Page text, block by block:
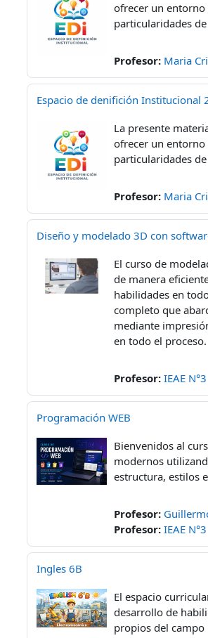
ofrecer un entorno
particularidades
Profesor: Maria
Espacio de denifición Institucional
La presente
ofrecer un entorno
particularidades
Profesor: Maria
Diseño y modelado 3D con
El curso de
de manera
habilidades en
completo que
mediante
en todo el proceso.
Profesor: IEAE N°3
Programación WEB
Bienvenidos al
modernos
estructura, estilos
Profesor:
Profesor: IEAE N°3
Ingles 6B
El espacio
desarrollo de
propios del campo